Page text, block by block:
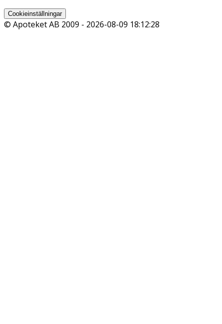
Cookieinställningar
© Apoteket AB 2009 - 2026-08-09 18:12:28